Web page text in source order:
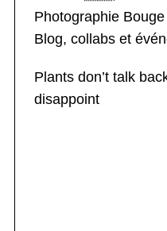
PhotographieBouge
Blog, collabs et
Plants don’t talk
disappoint